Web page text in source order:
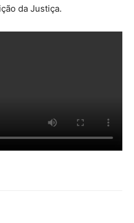
da Justiça.